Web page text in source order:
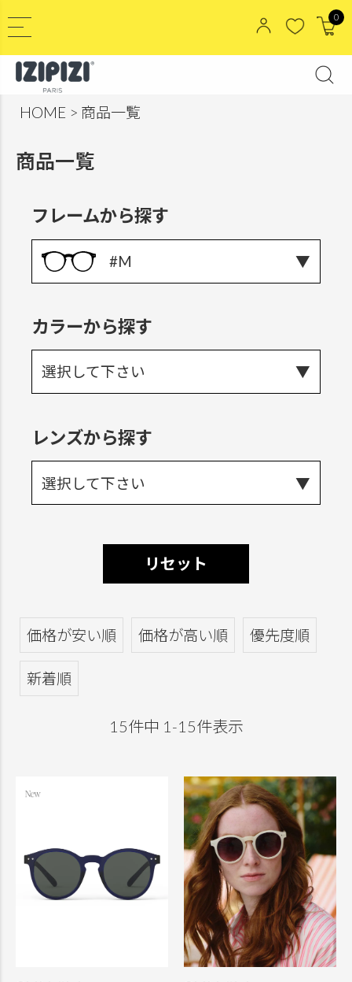
0
HOME 商品一覧
商品一覧
フレームから探す
#M
カラーから探す
選択して下さい
レンズから探す
選択して下さい
リセット
価格が安い順 価格が高い順 優先度順
新着順
15件中 1 -15件表示